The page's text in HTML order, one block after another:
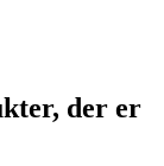
der er